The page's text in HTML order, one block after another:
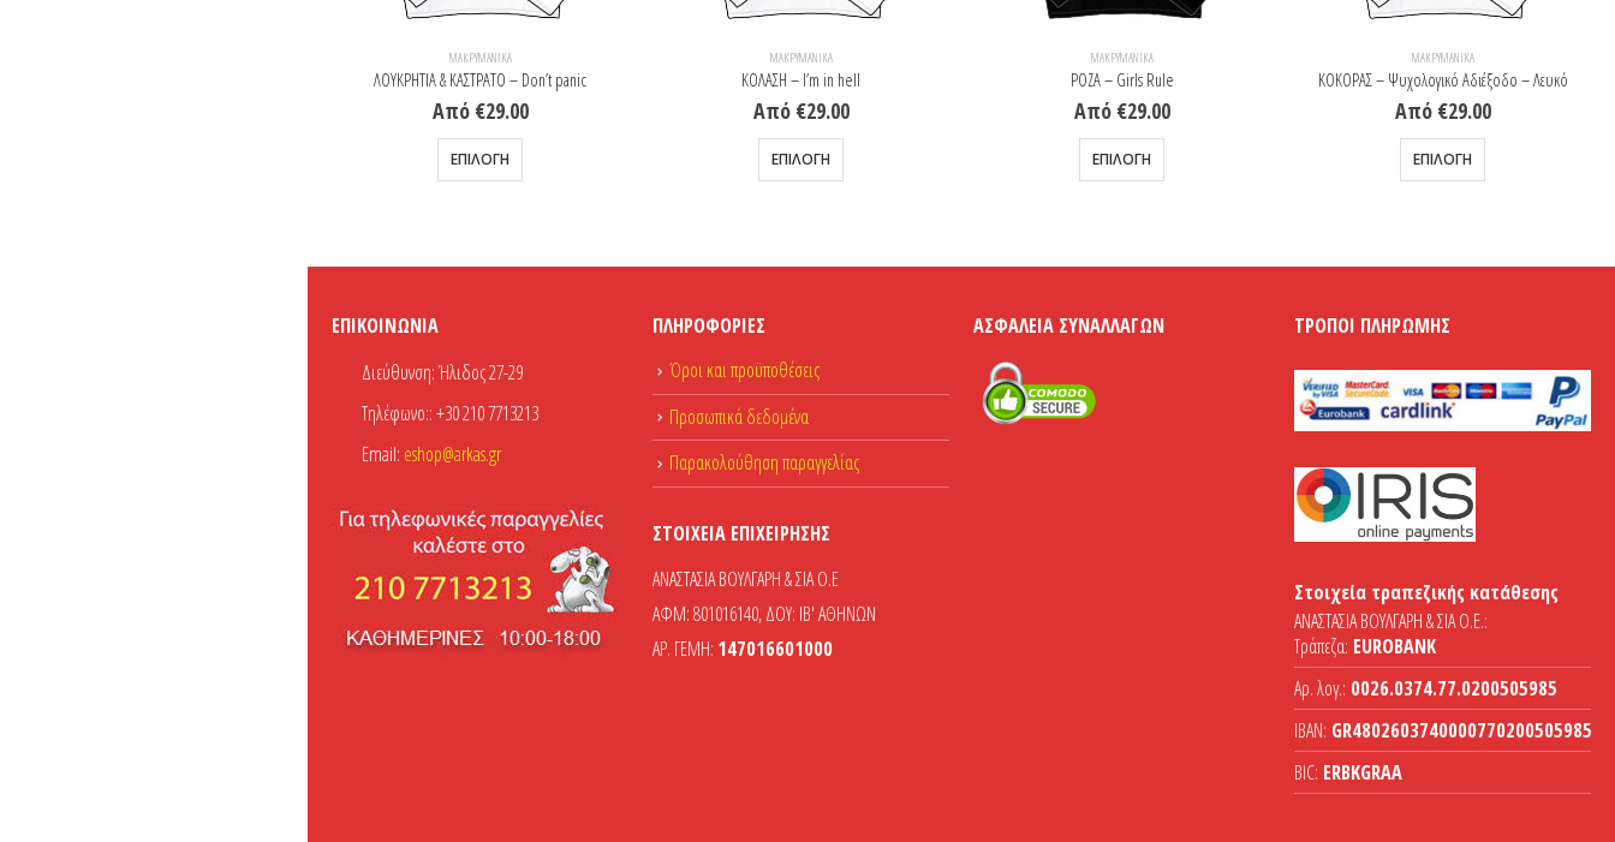
ΜΑΚΡΥΜΆΝΙΚΑ
ΛΟΥΚΡΗΤΙΑ & ΚΑΣΤΡΑΤΟ – Don’t panic
Από €29.00
ΕΠΙΛΟΓΉ
Αυτό το προϊόν έχει πολλαπλές παραλλαγές. Οι επιλογές μπορούν να επιλεγούν στη σελίδα του προϊόντος
ΜΑΚΡΥΜΆΝΙΚΑ
ΚΟΛΑΣΗ – I’m in hell
Από €29.00
ΕΠΙΛΟΓΉ
Αυτό το προϊόν έχει πολλαπλές παραλλαγές. Οι επιλογές μπορούν να επιλεγούν στη σελίδα του προϊόντος
ΜΑΚΡΥΜΆΝΙΚΑ
ΡΟΖΑ – Girls Rule
Από €29.00
ΕΠΙΛΟΓΉ
Αυτό το προϊόν έχει πολλαπλές παραλλαγές. Οι επιλογές μπορούν να επιλεγούν στη σελίδα του προϊόντος
ΜΑΚΡΥΜΆΝΙΚΑ
ΚΟΚΟΡΑΣ – Ψυχολογικό Αδιέξοδο – Λευκό
Από €29.00
ΕΠΙΛΟΓΉ
Αυτό το προϊόν έχει πολλαπλές παραλλαγές. Οι επιλογές μπορούν να επιλεγούν στη σελίδα του προϊόντος
ΕΠΙΚΟΙΝΩΝΊΑ
Διεύθυνση:Ήλιδος 27-29
Τηλέφωνο::+30 210 7713213
Email: eshop@arkas.gr
ΠΛΗΡΟΦΟΡΊΕΣ
Όροι και προϋποθέσεις
Προσωπικά δεδομένα
Παρακολούθηση παραγγελίας
ΣΤΟΙΧΕΊΑ ΕΠΙΧΕΊΡΗΣΗΣ
ΑΝΑΣΤΑΣΙΑ ΒΟΥΛΓΑΡΗ & ΣΙΑ Ο.Ε
ΑΦΜ: 801016140, ΔΟΥ: ΙΒ' ΑΘΗΝΩΝ
ΑΡ. ΓΕΜΗ: 147016601000
ΑΣΦΆΛΕΙΑ ΣΥΝΑΛΛΑΓΏΝ ΤΡΌΠΟΙ ΠΛΗΡΩΜΉΣ
Στοιχεία τραπεζικής κατάθεσης
ΑΝΑΣΤΑΣΙΑ ΒΟΥΛΓΑΡΗ & ΣΙΑ Ο.Ε.:
Τράπεζα: EUROBANK
Αρ. λογ.: 0026.0374.77.0200505985
IBAN: GR4802603740000770200505985
BIC: ERBKGRAA